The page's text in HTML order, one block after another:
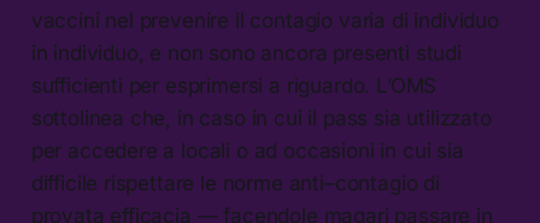
vaccini nel prevenire il contagio varia di individuo
in individuo, e non sono ancora presenti studi
sufficienti per esprimersi a riguardo. L’OMS
sottolinea che, in caso in cui il pass sia utilizzato
per accedere a locali o ad occasioni in cui sia
difficile rispettare le norme anti–contagio di
provata efficacia — facendole magari passare in